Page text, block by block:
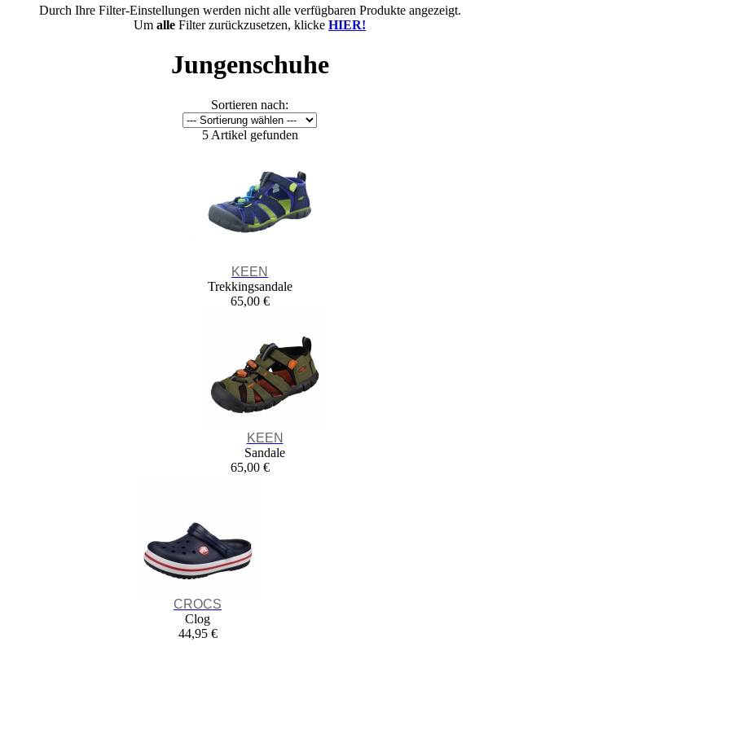
Durch Ihre Filter-Einstellungen werden nicht alle verfügbaren Produkte angezeigt.
Um alle Filter zurückzusetzen, klicke HIER!
Jungenschuhe
Sortieren nach:
5 Artikel gefunden
KEEN
Trekkingsandale
65,00 €
KEEN
Sandale
65,00 €
CROCS
Clog
44,95 €